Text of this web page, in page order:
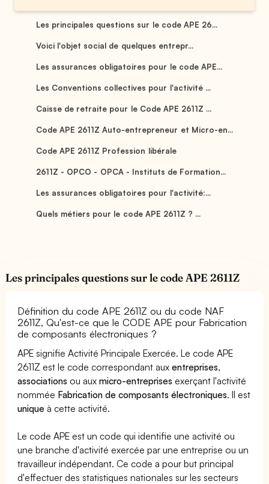
Les principales questions sur le code APE 26...
Voici l'objet social de quelques entrepr...
Les assurances obligatoires pour le code APE...
Les Conventions collectives pour l'activité ...
Caisse de retraite pour le Code APE 2611Z ...
Code APE 2611Z Auto-entrepreneur et Micro-en...
Code APE 2611Z Profession libérale
2611Z - OPCO - OPCA - Instituts de Formation...
Les assurances obligatoires pour l'activité:...
Quels métiers pour le code APE 2611Z ? ...
Les principales questions sur le code APE 2611Z
Définition du code APE 2611Z ou du code NAF
2611Z, Qu'est-ce que le CODE APE pour Fabrication
de composants électroniques ?
APE signifie Activité Principale Exercée. Le code APE
2611Z est le code correspondant auxentreprises,
associations ou auxmicro-entreprises exerçant l'activité
nommée Fabrication de composants électroniques. Il est
unique à cette activité.
Le code APE est un code qui identifie une activité ou
une branche d'activité exercée par une entreprise ou un
travailleur indépendant. Ce code a pour but principal
d'effectuer des statistiques nationales sur les secteurs